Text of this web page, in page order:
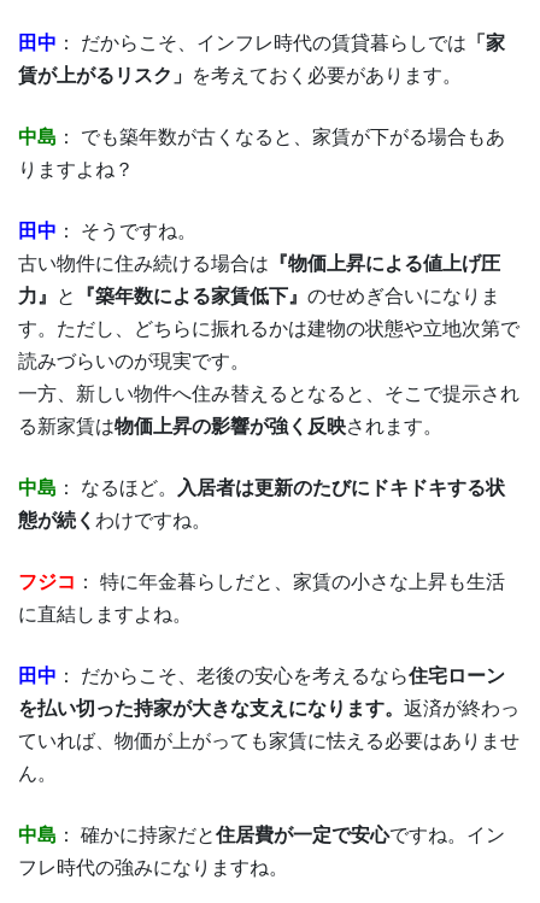
田中 ： だからこそ、インフレ時代の賃貸暮らしでは 「家
賃が上がるリスク」 を考えておく必要があります。
中島 ： でも築年数が古くなると、家賃が下がる場合もあ
りますよね？
田中 ： そうですね。
古い物件に住み続ける場合は 『物価上昇による値上げ圧
力』
と 『築年数による家賃低下』 のせめぎ合いになりま
す。ただし、どちらに振れるかは建物の状態や立地次第で
読みづらいのが現実です。
一方、新しい物件へ住み替えるとなると、そこで提示され
る新家賃は物価上昇の影響が強く反映されます。
中島 ： なるほど。
入居者は更新のたびにドキドキする状
態が続く わけですね。
フジコ ： 特に年金暮らしだと、家賃の小さな上昇も生活
に直結しますよね。
田中 ： だからこそ、老後の安心を考えるなら住宅ローン
を払い切った持家が大きな支えになります。 返済が終わっ
ていれば、物価が上がっても家賃に怯える必要はありませ
ん。
中島 ： 確かに持家だと住居費が一定で安心ですね。イン
フレ時代の強みになりますね。